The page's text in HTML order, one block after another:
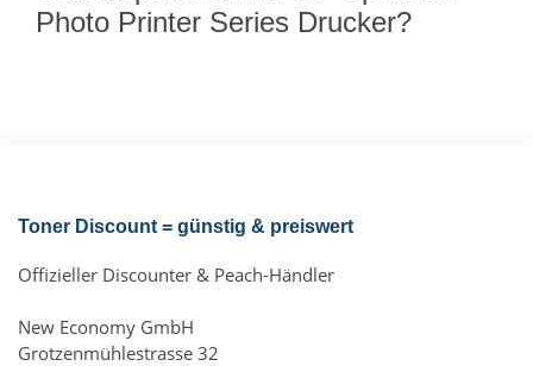
Photo Printer Series Drucker?
Toner Discount = günstig & preiswert
Offizieller Discounter & Peach-Händler
New Economy GmbH
Grotzenmühlestrasse 32